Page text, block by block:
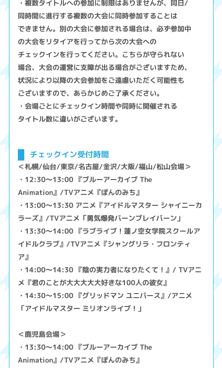
・複数タイトルへの参加に制限はありませんが、同日/
同時間に進行する複数の大会に同時参加することは
できません。別の大会に参加される場合は、必ず参加中
の大会をリタイアを行ってから次の大会への
チェックインを行ってください。こちらが守られない
場合、大会の運営に支障が出る場合がございますため、
状況により以降の大会参加をご遠慮いただく可能性も
ございますので、あらかじめご了承ください。
・会場ごとにチェックイン時間や同時に開催される
タイトル数に違いがございます。
チェックイン受付時間
＜札幌/仙台/東京/名古屋/金沢/大阪/福山/松山会場＞
・12:30～13:00 『ブルーアーカイブ The
Animation』/TVアニメ『ぽんのみち』
・13:00～13:30 アニメ『アイドルマスター シャイニーカ
ラーズ』/TVアニメ「勇気爆発バーンブレイバーン」
・13:30～14:00 『ラブライブ！蓮ノ空女学院スクールア
イドルクラブ』/TVアニメ『シャングリラ・フロンティ
ア』
・14:00～14:30 『陰の実力者になりたくて！』/ TVアニ
メ『君のことが大大大大大好きな100人の彼女』
・14:30～15:00 『グリッドマン ユニバース』/アニメ
「アイドルマスター ミリオンライブ！」
＜鹿児島会場＞
・13:30～14:00 『ブルーアーカイブ The
Animation』/TVアニメ『ぽんのみち』